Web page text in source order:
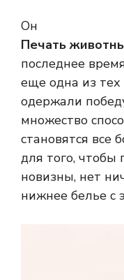
Он
Печать
последнее
еще одна из
одержали
множество
становятся все
для того, чтобы
новизны, нет
нижнее белье с